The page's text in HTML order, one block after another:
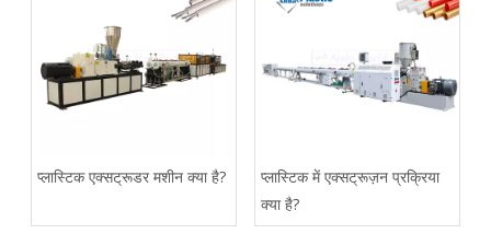
प्लास्टिक एक्सट्रूडर मशीन क्या है?
प्लास्टिक में एक्सट्रूज़न प्रक्रिया
क्या है?